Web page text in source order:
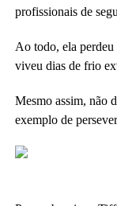
profissionais de
Ao todo, ela perdeu
viveu dias de frio
Mesmo assim, não
exemplo de